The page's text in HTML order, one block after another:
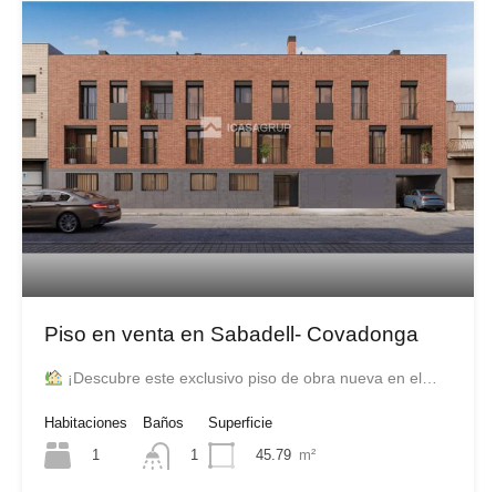
Piso en venta en Sabadell- Covadonga
¡Descubre este exclusivo piso de obra nueva en el…
Habitaciones
1
Baños
1
Superficie
45.79 m²